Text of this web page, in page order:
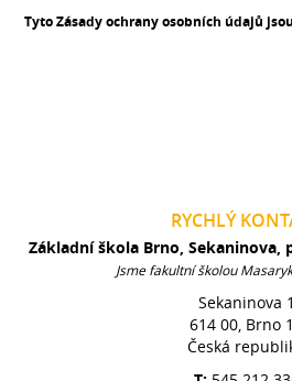
Tyto Zásady ochrany osobních údajů
RYCHLÝ
Základní škola Brno, Sekaninova,
Jsme fakultní školou
Sekaninova 1
614 00, Brno
Česká